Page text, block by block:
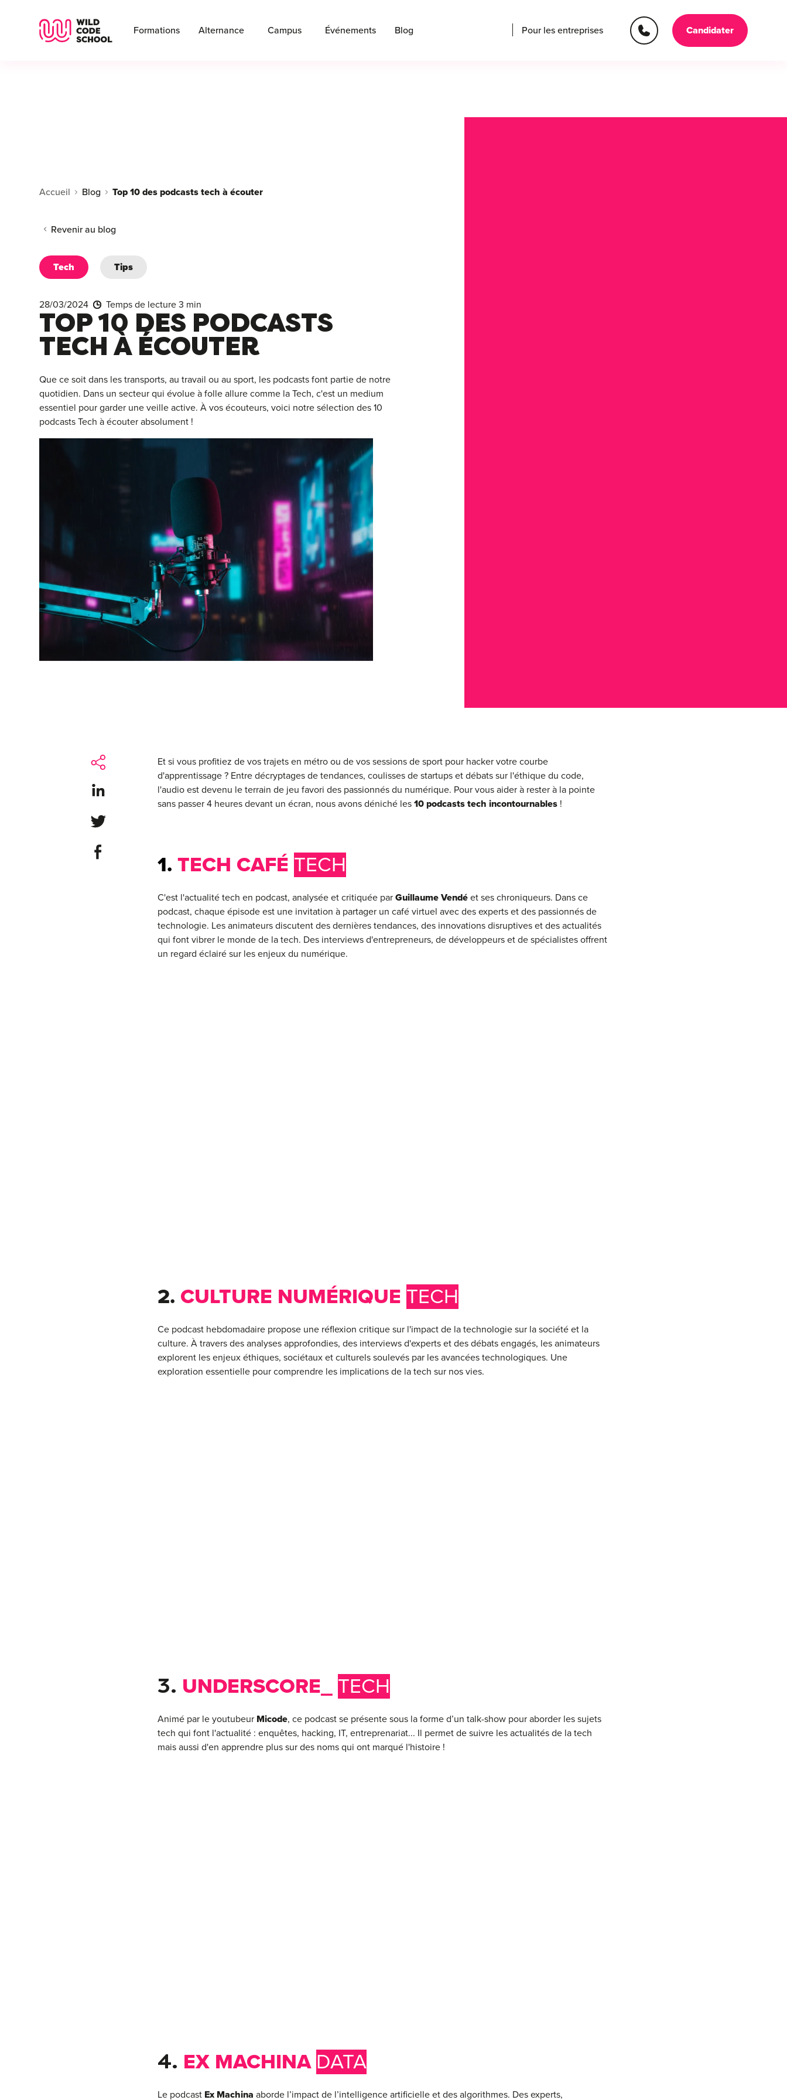
Wild Code School Header Logo
Formations Alternance Campus Événements Blog Pour les entreprises Candidater
Accueil Blog Top 10 des podcasts tech à écouter
Revenir au blog
Tech Tips
28/03/2024 Temps de lecture 3 min
TOP 10 DES PODCASTS
TECH À ÉCOUTER
Que ce soit dans les transports, au travail ou au sport, les podcasts font partie de notre
quotidien. Dans un secteur qui évolue à folle allure comme la Tech, c'est un medium
essentiel pour garder une veille active. À vos écouteurs, voici notre sélection des 10
podcasts Tech à écouter absolument !
Share on LinkedIn
Share on Twitter
Share on Facebook
Et si vous profitiez de vos trajets en métro ou de vos sessions de sport pour hacker votre courbe
d'apprentissage ? Entre décryptages de tendances, coulisses de startups et débats sur l'éthique du code,
l'audio est devenu le terrain de jeu favori des passionnés du numérique. Pour vous aider à rester à la pointe
sans passer 4 heures devant un écran, nous avons déniché les 10 podcasts tech incontournables!
1. TECH CAFÉ TECH
C'est l'actualité tech en podcast, analysée et critiquée par Guillaume Vendé et ses chroniqueurs. Dans ce
podcast, chaque épisode est une invitation à partager un café virtuel avec des experts et des passionnés de
technologie. Les animateurs discutent des dernières tendances, des innovations disruptives et des actualités
qui font vibrer le monde de la tech. Des interviews d'entrepreneurs, de développeurs et de spécialistes offrent
un regard éclairé sur les enjeux du numérique.
2. CULTURE NUMÉRIQUE TECH
Ce podcast hebdomadaire propose une réflexion critique sur l'impact de la technologie sur la société et la
culture. À travers des analyses approfondies, des interviews d'experts et des débats engagés, les animateurs
explorent les enjeux éthiques, sociétaux et culturels soulevés par les avancées technologiques. Une
exploration essentielle pour comprendre les implications de la tech sur nos vies.
3. UNDERSCORE_ TECH
Animé par le youtubeur Micode, ce podcast se présente sous la forme d’un talk-show pour aborder les sujets
tech qui font l'actualité : enquêtes, hacking, IT, entreprenariat... Il permet de suivre les actualités de la tech
mais aussi d'en apprendre plus sur des noms qui ont marqué l'histoire !
4. EX MACHINA DATA
Le podcast Ex Machina aborde l’impact de l’intelligence artificielle et des algorithmes. Des experts,